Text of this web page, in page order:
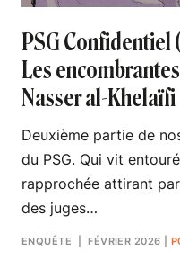
PSG Confidentiel
Les
Nasser al-Khelaïfi
Deuxième partie de
du PSG. Qui vit
rapprochée attirant
des juges…
ENQUÊTE | FÉVRIER 2026